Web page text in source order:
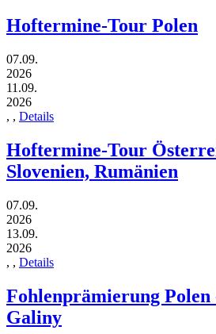
Hoftermine-Tour Polen
07.09.
2026
11.09.
2026
, , Details
Hoftermine-Tour
Slovenien, Rumänien
07.09.
2026
13.09.
2026
, , Details
Fohlenprämierung
Galiny